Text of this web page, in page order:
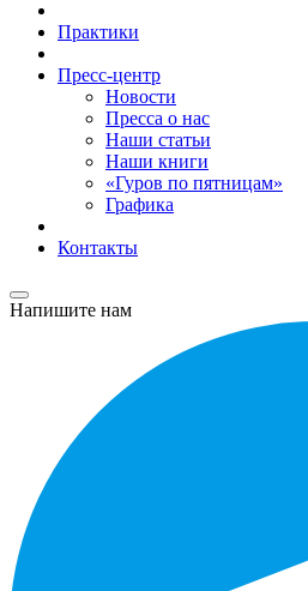
Практики
Пресс-центр
Новости
Пресса о нас
Наши статьи
Наши книги
«Гуров по пятницам»
Графика
Контакты
Напишите нам